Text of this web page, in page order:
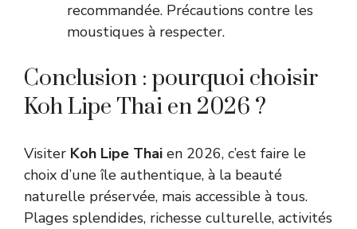
recommandée. Précautions contre les
moustiques à respecter.
Conclusion : pourquoi choisir
Koh Lipe Thai en 2026 ?
Visiter Koh Lipe Thai en 2026, c’est faire le
choix d’une île authentique, à la beauté
naturelle préservée, mais accessible à tous.
Plages splendides, richesse culturelle, activités